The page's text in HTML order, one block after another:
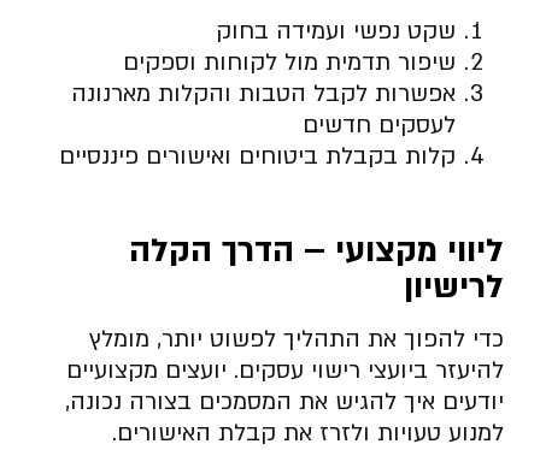
שקט נפשי ועמידה בחוק
שיפור תדמית מול לקוחות וספקים
אפשרות לקבל הטבות והקלות מארנונה
לעסקים חדשים
קלות בקבלת ביטוחים ואישורים פיננסיים
ליווי מקצועי – הדרך הקלה
לרישיון
כדי להפוך את התהליך לפשוט יותר, מומלץ
להיעזר ביועצי רישוי עסקים. יועצים מקצועיים
יודעים איך להגיש את המסמכים בצורה נכונה,
למנוע טעויות ולזרז את קבלת האישורים.